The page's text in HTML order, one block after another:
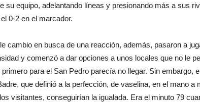
equipo, adelantando líneas y presionando más a sus
0-2 en el marcador.
cambio en busca de una reacción, además, pasaron a
y comenzó a dar opciones a unos locales que no le
para el San Pedro parecía no llegar. Sin embargo,
que definió a la perfección, de vaselina, en el mano
visitantes, conseguirían la igualada. Era el minuto 79